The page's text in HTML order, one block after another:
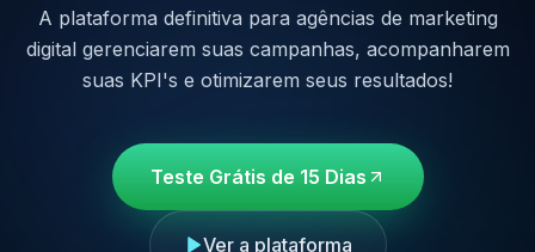
A plataforma definitiva para agências de marketing
digital gerenciarem suas campanhas, acompanharem
suas KPI's e otimizarem seus resultados!
Teste Grátis de 15 Dias
Ver a plataforma